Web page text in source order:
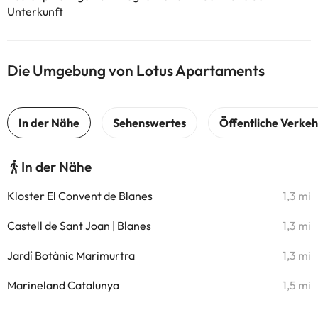
Unterkunft
Die Umgebung von Lotus Apartaments
In der Nähe
Kloster El Convent de Blanes 1,3 mi
Castell de Sant Joan | Blanes 1,3 mi
Jardí Botànic Marimurtra 1,3 mi
Marineland Catalunya 1,5 mi